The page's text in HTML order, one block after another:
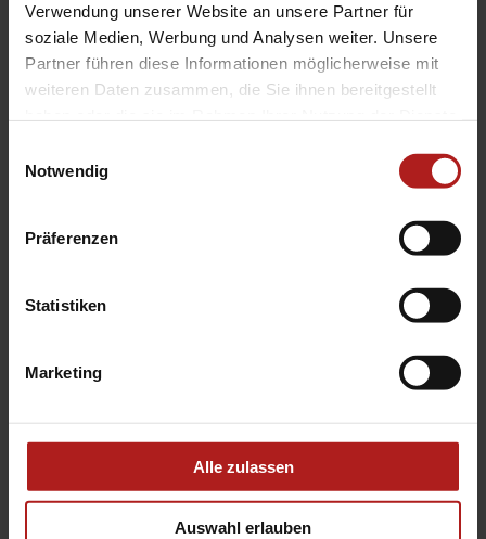
Verwendung unserer Website an unsere Partner für
soziale Medien, Werbung und Analysen weiter. Unsere
Partner führen diese Informationen möglicherweise mit
weiteren Daten zusammen, die Sie ihnen bereitgestellt
Notwendig
Präferenzen
Statistiken
Marketing
Alle zulassen
Auswahl erlauben